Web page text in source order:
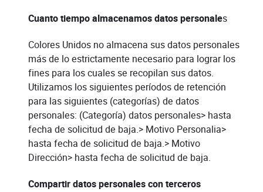
Cuanto tiempo almacenamos datos personales
Colores Unidos no almacena sus datos personales
más de lo estrictamente necesario para lograr los
fines para los cuales se recopilan sus datos.
Utilizamos los siguientes períodos de retención
para las siguientes (categorías) de datos
personales: (Categoría) datos personales> hasta
fecha de solicitud de baja.> Motivo Personalia>
hasta fecha de solicitud de baja.> Motivo
Dirección> hasta fecha de solicitud de baja.
Compartir datos personales con terceros